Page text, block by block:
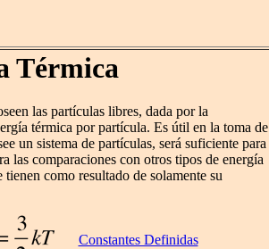
Térmica
las partículas libres, dada por la
térmica por partícula. Es útil en la toma de
un sistema de partículas, será suficiente para
las comparaciones con otros tipos de energía
como resultado de solamente su
Constantes Definidas